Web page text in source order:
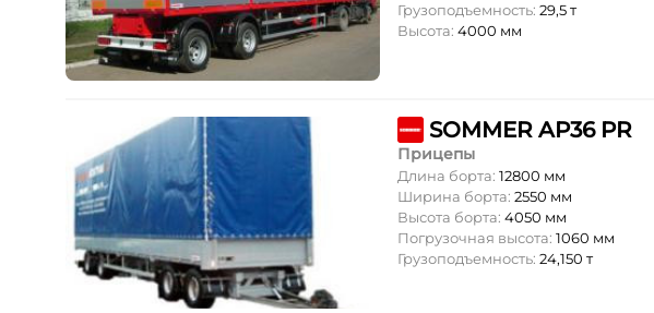
Грузоподъемность: 29,5 т
Высота: 4000 мм
SOMMER AP36 PR
Прицепы
Длина борта: 12800 мм
Ширина борта: 2550 мм
Высота борта: 4050 мм
Погрузочная высота: 1060 мм
Грузоподъемность: 24,150 т